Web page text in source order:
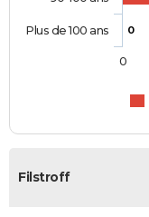
0
Plus de 100 ans
0
Filstroff